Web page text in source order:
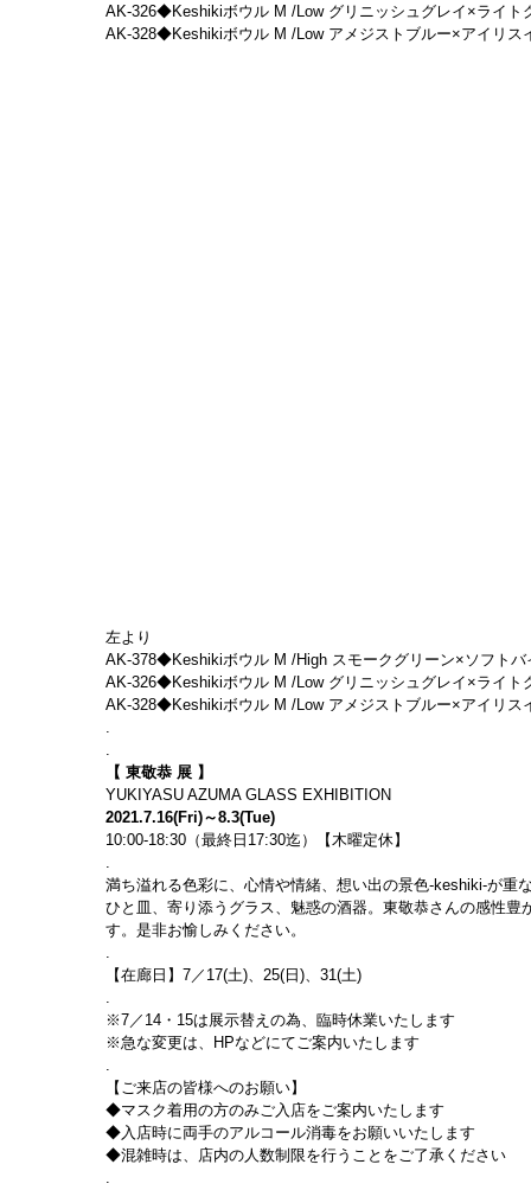
AK-326◆Keshikiボウル M /Low グリニッシュグレイ×ライト
AK-328◆Keshikiボウル M /Low アメジストブルー×アイリス
左より
AK-378◆Keshikiボウル M /High スモークグリーン×ソフト
AK-326◆Keshikiボウル M /Low グリニッシュグレイ×ライト
AK-328◆Keshikiボウル M /Low アメジストブルー×アイリス
.
.
【 東敬恭 展 】
YUKIYASU AZUMA GLASS EXHIBITION
2021.7.16(Fri)～8.3(Tue)
10:00-18:30（最終日17:30迄）【木曜定休】
.
満ち溢れる色彩に、心情や情緒、想い出の景色-keshiki-が重
ひと皿、寄り添うグラス、魅惑の酒器。東敬恭さんの感性
す。是非お愉しみください。
.
【在廊日】7／17(土)、25(日)、31(土)
.
※7／14・15は展示替えの為、臨時休業いたします
※急な変更は、HPなどにてご案内いたします
.
【ご来店の皆様へのお願い】
◆マスク着用の方のみご入店をご案内いたします
◆入店時に両手のアルコール消毒をお願いいたします
◆混雑時は、店内の人数制限を行うことをご了承ください
.